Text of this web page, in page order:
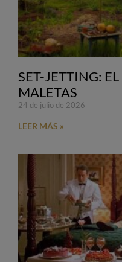
SET-JETTING:
MALETAS
24 de julio de 2026
LEER MÁS »